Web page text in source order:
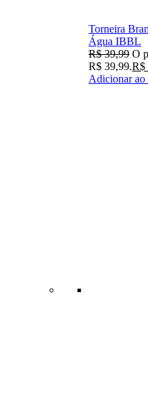
Torneira
Água IBBL
R$39,99 O
R$ 39,99.R$
Adicionar ao